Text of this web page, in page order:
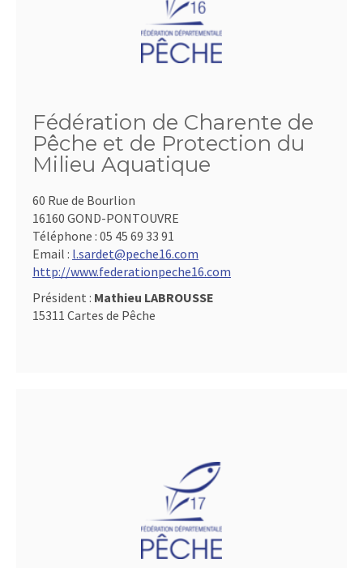
Fédération de Charente de
Pêche et de Protection du
Milieu Aquatique
60 Rue de Bourlion
16160 GOND-PONTOUVRE
Téléphone : 05 45 69 33 91
Email : l.sardet@peche16.com
http://www.federationpeche16.com
Président : Mathieu LABROUSSE
15311 Cartes de Pêche